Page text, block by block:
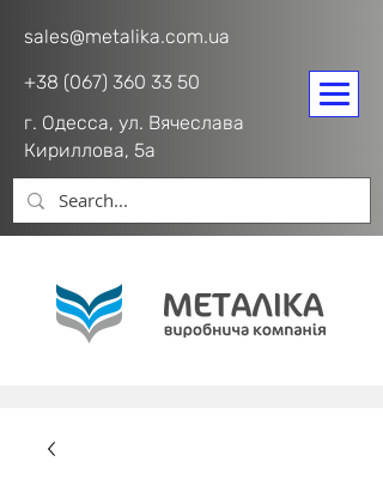
sales@metalika.com.ua
+38 (067) 360 33 50
г. Одесса, ул. Вячеслава
Кириллова, 5а